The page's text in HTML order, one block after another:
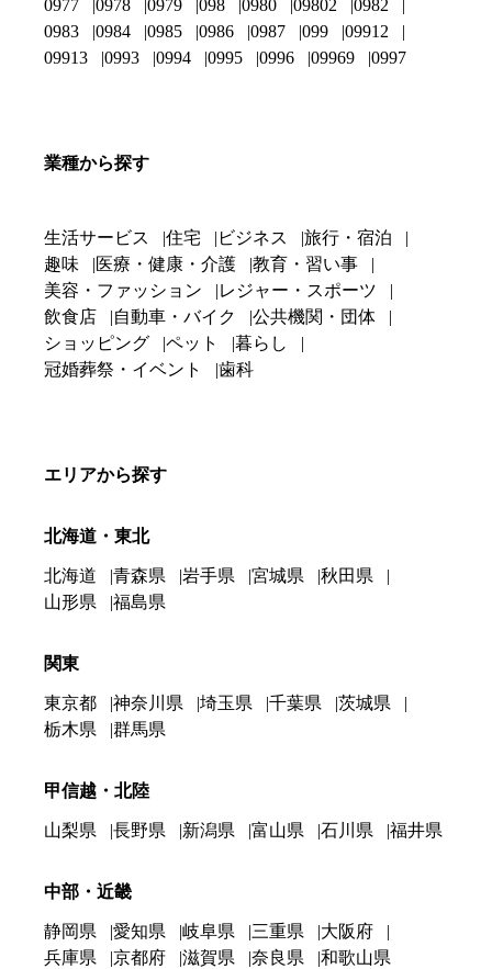
0977
0978 0979 098 0980 09802
0982
0983
0984 0985 0986 0987 099
09912
09913
0993 0994 0995 0996 09969 0997
業種から探す
生活サービス 住宅 ビジネス
旅行・宿泊
趣味
医療・健康・介護
教育・習い事
美容・ファッション
レジャー・スポーツ
飲食店
自動車・バイク
公共機関・団体
ショッピング
ペット
暮らし
冠婚葬祭・イベント
歯科
エリアから探す
北海道・東北
北海道 青森県 岩手県 宮城県
秋田県
山形県
福島県
関東
東京都 神奈川県 埼玉県 千葉県
茨城県
栃木県
群馬県
甲信越・北陸
山梨県 長野県 新潟県 富山県 石川県 福井県
中部・近畿
静岡県 愛知県 岐阜県 三重県
大阪府
兵庫県
京都府 滋賀県 奈良県 和歌山県